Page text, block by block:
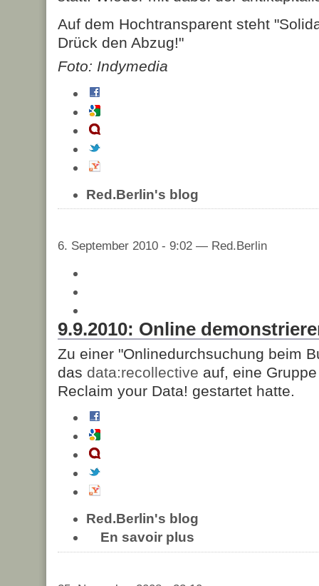
Auf dem Hochtransparent steht
Drück den Abzug!"
Foto: Indymedia
Red.Berlin's blog
6. September 2010 - 9:02 — Red.Berlin
9.9.2010: Online
Zu einer "Onlinedurchsuchung beim
das data:recollective auf, eine
Reclaim your Data! gestartet hatte.
Red.Berlin's blog
En savoir plus